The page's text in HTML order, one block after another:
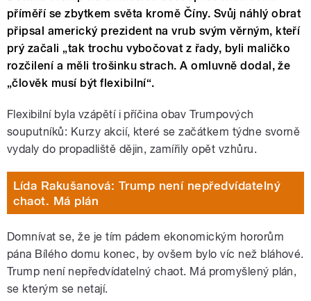
příměří se zbytkem světa kromě Číny. Svůj náhlý obrat
připsal americký prezident na vrub svým věrným, kteří
prý začali „tak trochu vybočovat z řady, byli maličko
rozčilení a měli trošinku strach. A omluvně dodal, že
„člověk musí být flexibilní“.
Flexibilní byla vzápětí i příčina obav Trumpových
souputníků: Kurzy akcií, které se začátkem týdne svorně
vydaly do propadliště dějin, zamířily opět vzhůru.
Lída Rakušanová: Trump není nepředvídatelný
chaot. Má plán
Domnívat se, že je tím pádem ekonomickým hororům
pána Bílého domu konec, by ovšem bylo víc než bláhové.
Trump není nepředvídatelný chaot. Má promyšlený plán,
se kterým se netají.